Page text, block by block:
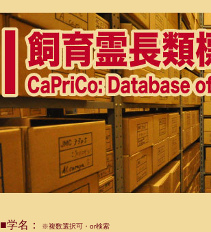
■学名： ※複数選択可・or検索